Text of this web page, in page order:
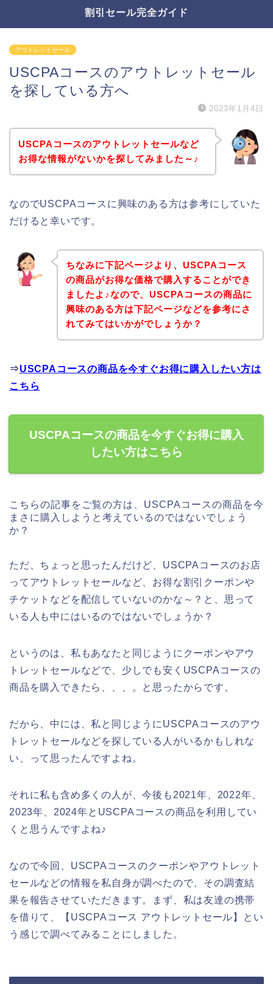
割引セール完全ガイド
アウトレットセール
USCPAコースのアウトレットセール
を探している方へ
2023年1月4日
USCPAコースのアウトレットセールなど
お得な情報がないかを探してみました～♪
なのでUSCPAコースに興味のある方は参考にしていた
だけると幸いです。
ちなみに下記ページより、USCPAコース
の商品がお得な価格で購入することができ
ましたよ♪なので、USCPAコースの商品に
興味のある方は下記ページなどを参考にさ
れてみてはいかがでしょうか？
⇒USCPAコースの商品を今すぐお得に購入したい方は
こちら
USCPAコースの商品を今すぐお得に購入
したい方はこちら
こちらの記事をご覧の方は、USCPAコースの商品を今
まさに購入しようと考えているのではないでしょう
か？
ただ、ちょっと思ったんだけど、USCPAコースのお店
ってアウトレットセールなど、お得な割引クーポンや
チケットなどを配信していないのかな～？と、思って
いる人も中にはいるのではないでしょうか？
というのは、私もあなたと同じようにクーポンやアウ
トレットセールなどで、少しでも安くUSCPAコースの
商品を購入できたら、、、。と思ったからです。
だから、中には、私と同じようにUSCPAコースのアウ
トレットセールなどを探している人がいるかもしれな
い、って思ったんですよね。
それに私も含め多くの人が、今後も2021年、2022年、
2023年、2024年とUSCPAコースの商品を利用してい
くと思うんですよね♪
なので今回、USCPAコースのクーポンやアウトレット
セールなどの情報を私自身が調べたので、その調査結
果を報告させていただきます。まず、私は友達の携帯
を借りて、【USCPAコース アウトレットセール】とい
う感じで調べてみることにしました。